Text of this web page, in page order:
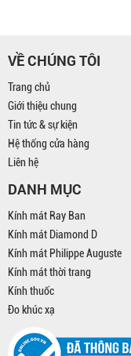
VỀ CHÚNG TÔI
Trang chủ
Giới thiệu chung
Tin tức & sự kiện
Hệ thống cửa hàng
Liên hệ
DANH MỤC
Kính mát Ray Ban
Kính mát Diamond D
Kính mát Philippe Auguste
Kính mát thời trang
Kính thuốc
Đo khúc xạ